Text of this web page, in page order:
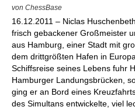
von ChessBase
16.12.2011 – Niclas
frisch gebackener Großmeister
aus Hamburg, einer Stadt mit
dem drittgrößten Hafen in
Schiffsreise seines Lebens fuhr
Hamburger Landungsbrücken,
ging er an Bord eines
des Simultans entwickelte, viel